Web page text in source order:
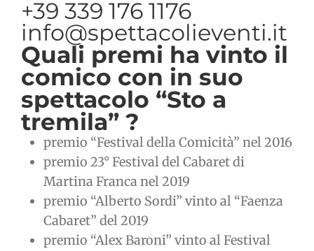
+39 339 176 1176
info@spettacolieventi.it
Quali premi ha vinto il
comico con in suo
spettacolo “Sto a
tremila” ?
premio “Festival della Comicità” nel 2016
premio 23° Festival del Cabaret di
Martina Franca nel 2019
premio “Alberto Sordi” vinto al “Faenza
Cabaret” del 2019
premio “Alex Baroni” vinto al Festival